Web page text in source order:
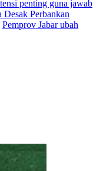
penting guna jawab
Desak Perbankan
Pemprov Jabar ubah